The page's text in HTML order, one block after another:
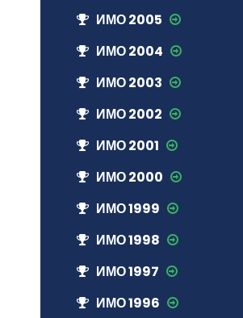
ИМО 2005
ИМО 2004
ИМО 2003
ИМО 2002
ИМО 2001
ИМО 2000
ИМО 1999
ИМО 1998
ИМО 1997
ИМО 1996